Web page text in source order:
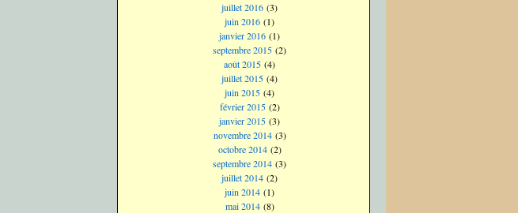
juillet 2016 (3)
juin 2016 (1)
janvier 2016 (1)
septembre 2015 (2)
août 2015 (4)
juillet 2015 (4)
juin 2015 (4)
février 2015(2)
janvier 2015 (3)
novembre 2014(3)
octobre 2014(2)
septembre 2014 (3)
juillet 2014 (2)
juin 2014 (1)
mai 2014(8)